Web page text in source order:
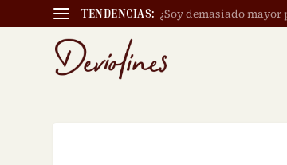
TENDENCIAS: ¿Soy demasiado